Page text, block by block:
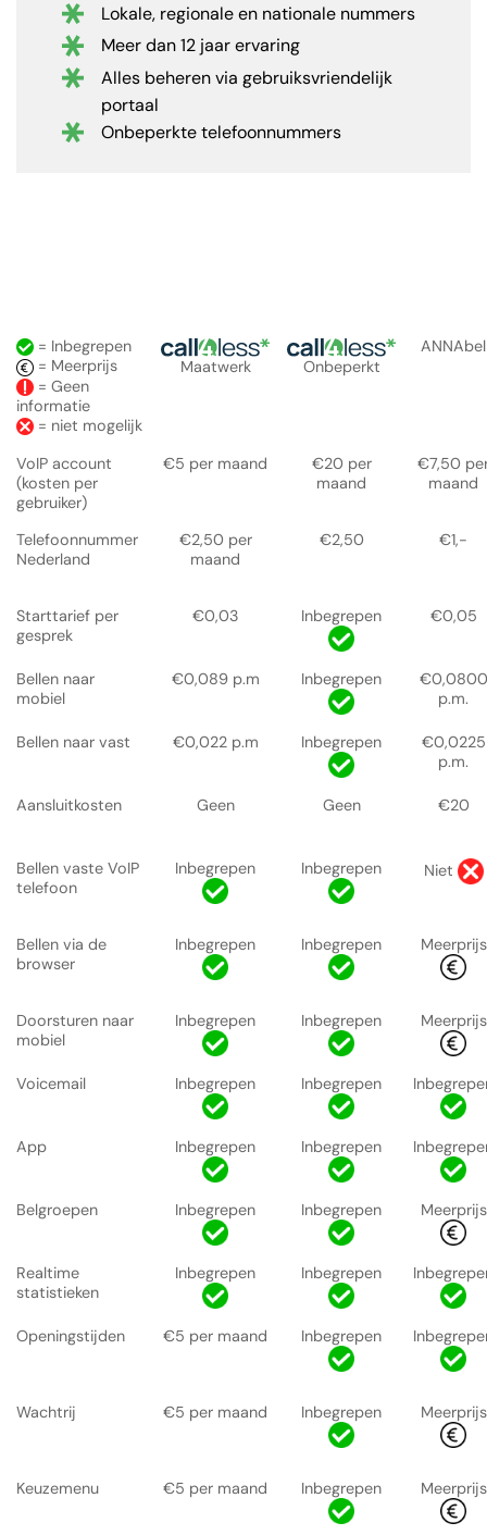
Lokale, regionale en nationale nummers
Meer dan 12 jaar ervaring
Alles beheren via gebruiksvriendelijk
portaal
Onbeperkte telefoonnummers
= Inbegrepen
= Meerprijs
= Geen
informatie
= niet mogelijk
Maatwerk Onbeperkt
ANNAbel
VoIP account
(kosten per
gebruiker)
€5 per maand
€20 per
maand
€7,50
maand
Telefoonnummer
Nederland
€2,50 per
maand
€2,50 €1,-
Starttarief per
gesprek
€0,03 Inbegrepen €0,05
Bellen naar
mobiel
€0,089 p.m Inbegrepen
€0,0800
p.m.
Bellen naar vast €0,022 p.m Inbegrepen
€0,0225
p.m.
Aansluitkosten Geen Geen €20
Bellen vaste VoIP
telefoon
Inbegrepen Inbegrepen Niet
Bellen via de
browser
Inbegrepen Inbegrepen Meerprijs
Doorsturen naar
mobiel
Inbegrepen Inbegrepen Meerprijs
Voicemail Inbegrepen Inbegrepen
App Inbegrepen Inbegrepen
Belgroepen Inbegrepen Inbegrepen Meerprijs
Realtime
statistieken
Inbegrepen Inbegrepen
Openingstijden €5 per maand Inbegrepen
Wachtrij €5 per maand Inbegrepen Meerprijs
Keuzemenu €5 per maand Inbegrepen Meerprijs